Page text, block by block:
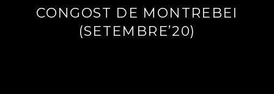
CONGOST DE MONTREBEI
(SETEMBRE’20)